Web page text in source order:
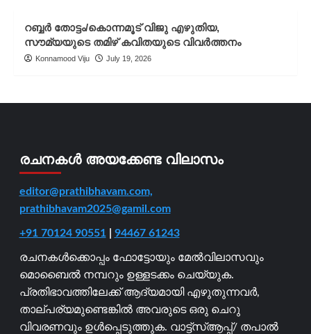
റബ്ബർ തോട്ടം/കൊന്നമൂട് വിജു എഴുതിയ,
സൗമ്യയുടെ തമിഴ് കവിതയുടെ വിവർത്തനം
Konnamood Viju July 19, 2026
രചനകൾ അയക്കേണ്ട വിലാസം
editor@prathibhavam.com,
prathibhavam2025@gamil.com
+91 70124 90551| 94467 61243
രചനകൾക്കൊപ്പം ഫോട്ടോയും മേൽവിലാസവും
മൊബൈൽ നമ്പറും ഉള്ളടക്കം ചെയ്യുക.
പ്രതിഭാവത്തിലേക്ക് ആദ്യമായി എഴുതുന്നവർ,
താല്പര്യമുണ്ടെങ്കിൽ അവരുടെ ഒരു ചെറു
വിവരണവും ഉൾപ്പെടുത്തുക. വാട്ട്സ്ആപ്പ്/ തപാൽ